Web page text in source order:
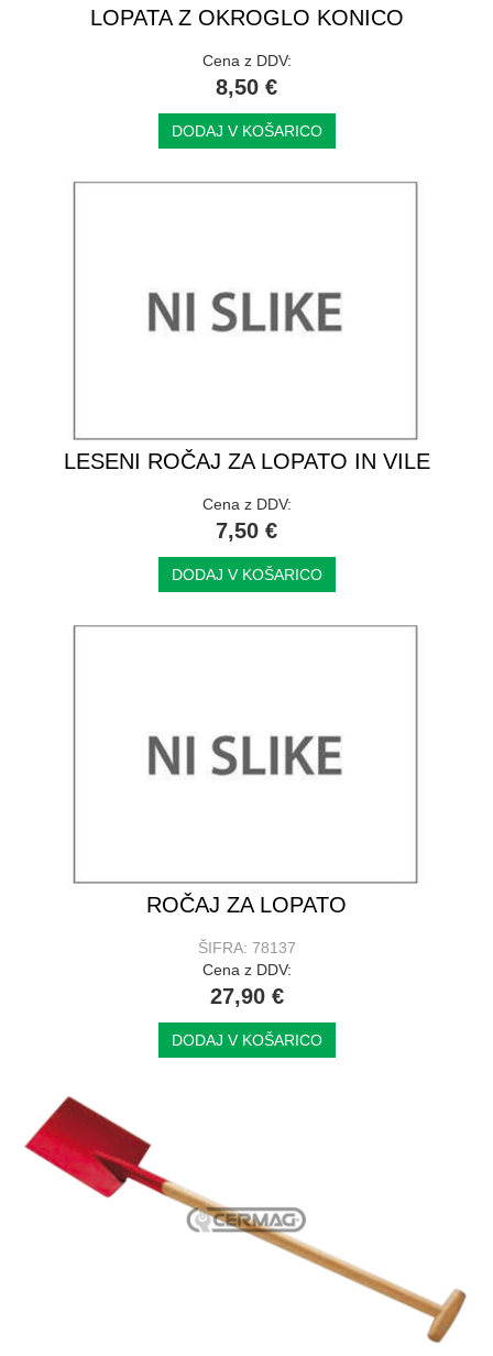
LOPATA Z OKROGLO KONICO
Cena z DDV:
8,50 €
DODAJ V KOŠARICO
LESENI ROČAJ ZA LOPATO IN VILE
Cena z DDV:
7,50 €
DODAJ V KOŠARICO
ROČAJ ZA LOPATO
ŠIFRA: 78137
Cena z DDV:
27,90 €
DODAJ V KOŠARICO